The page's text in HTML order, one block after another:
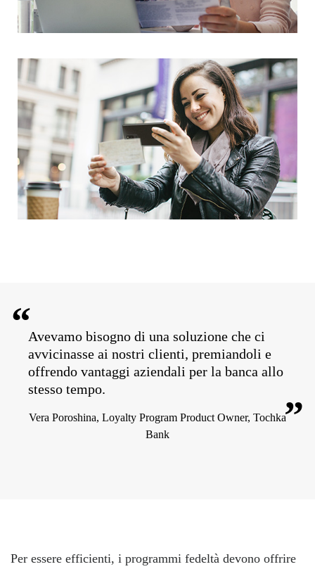
“Avevamo bisogno di una soluzione che ci
avvicinasse ai nostri clienti, premiandoli e
offrendo vantaggi aziendali per la banca allo
stesso tempo.
Vera Poroshina, Loyalty Program Product Owner, Tochka
Bank
”
Per essere efficienti, i programmi fedeltà devono offrire